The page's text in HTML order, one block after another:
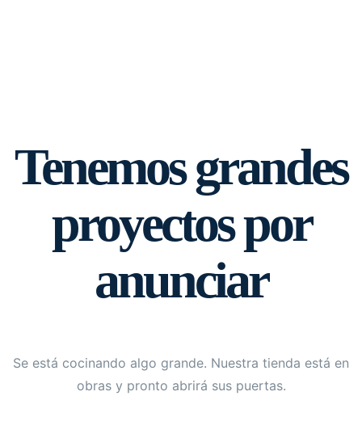
Tenemos grandes
proyectos por
anunciar
Se está cocinando algo grande. Nuestra tienda está en
obras y pronto abrirá sus puertas.